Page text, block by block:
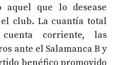
aquel que lo desease
club. La cuantía total
corriente, las
ante el Salamanca B y
benéfico promovido